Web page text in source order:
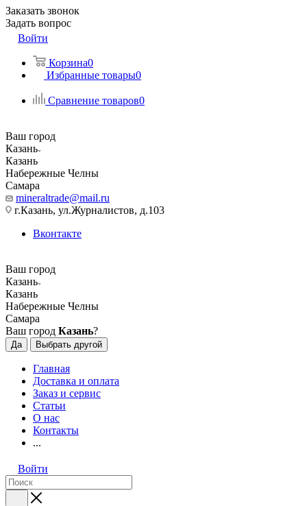
Заказать звонок
Задать вопрос
Войти
Корзина0
Избранные товары0
Сравнение товаров0
Ваш город
Казань
Казань
Набережные Челны
Самара
mineraltrade@mail.ru
г.Казань, ул.Журналистов, д.103
Вконтакте
Ваш город
Казань
Казань
Набережные Челны
Самара
Ваш город Казань?
Да Выбрать другой
Главная
Доставка и оплата
Заказ и сервис
Статьи
О нас
Контакты
...
Войти